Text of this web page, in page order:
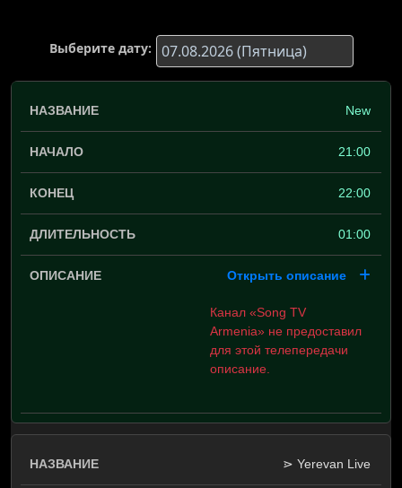
Выберите дату:
New
21:00
22:00
01:00
Открыть описание
Канал «Song TV
Armenia» не предоставил
для этой телепередачи
описание.
⋗ Yerevan Live